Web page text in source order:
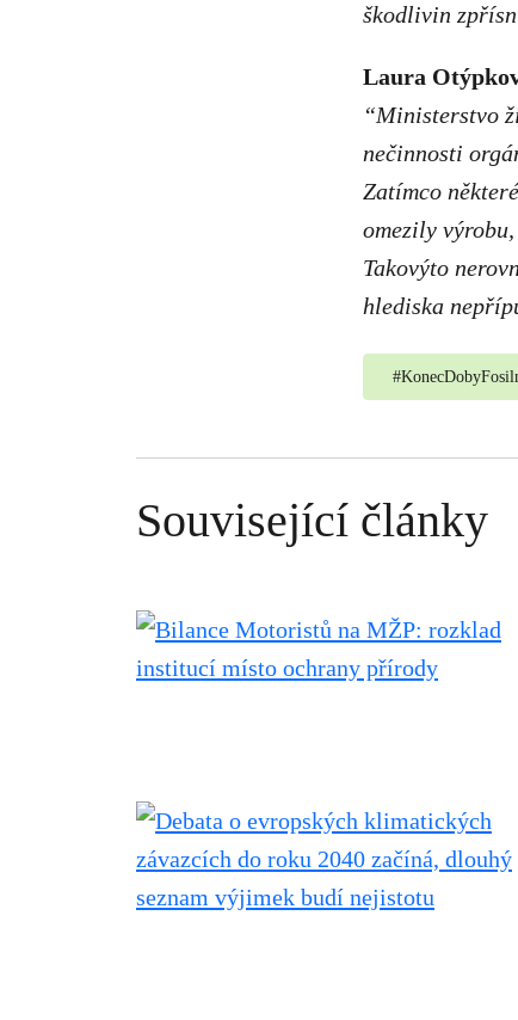
škodlivin
Laura
“Ministerstvo
nečinnosti
Zatímco
omezily
Takovýto
hlediska
#
Související články